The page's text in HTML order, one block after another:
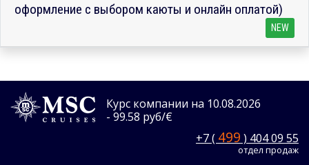
оформление с выбором каюты и онлайн оплатой)
NEW
Курс компании на 10.08.2026
- 99.58 руб/€
+7 ( 499 ) 404 09 55
отдел продаж